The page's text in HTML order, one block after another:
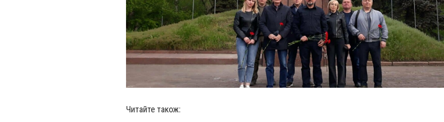
Читайте також: